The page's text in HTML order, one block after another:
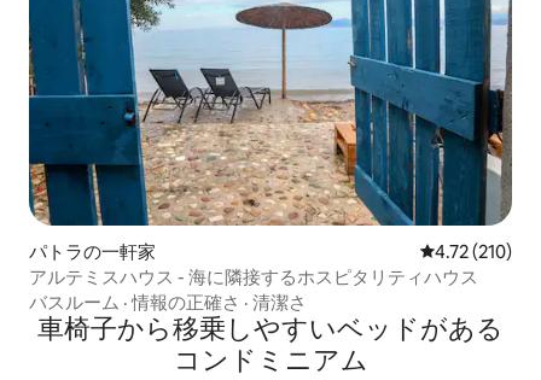
パトラの一軒家 レビュー210
4.72 (210)
アルテミスハウス - 海に隣接するホスピタリティハウス
バスルーム ·情報の正確さ · 清潔さ
車椅子から移乗しやすいベッドがある
コンドミニアム